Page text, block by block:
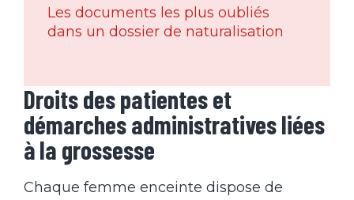
Les documents les plus oubliés
dans un dossier de naturalisation
Droits des patientes et
démarches administratives liées
à la grossesse
Chaque femme enceinte dispose de